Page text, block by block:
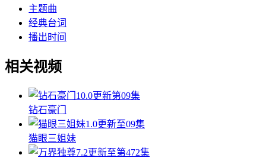
主题曲
经典台词
播出时间
相关视频
10.0更新第09集
钻石豪门
1.0更新至09集
猫眼三姐妹
7.2更新至第472集